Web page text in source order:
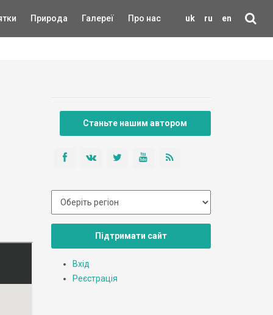
uk ru en
Природа Галереї Про нас
Станьте нашим автором
Підтримати сайт
Вхід
Реєстрація